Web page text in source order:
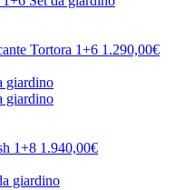
Tortora 1+6 1.290,00€
1+8 1.940,00€